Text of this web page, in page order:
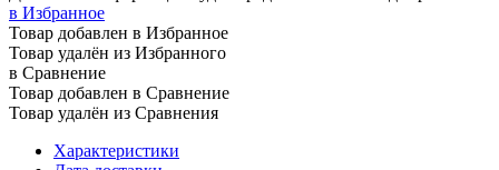
в Избранное
Товар добавлен в Избранное
Товар удалён из Избранного
в Сравнение
Товар добавлен в Сравнение
Товар удалён из Сравнения
Характеристики